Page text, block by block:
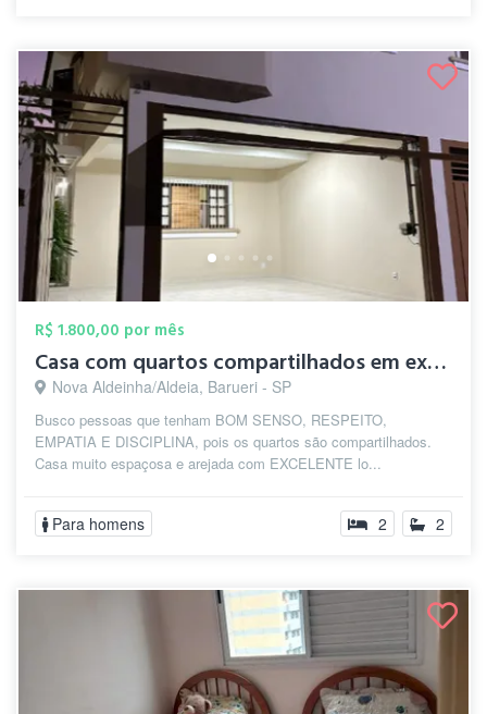
R$ 1.800,00 por mês
Casa com quartos compartilhados em excel...
Nova Aldeinha/Aldeia, Barueri - SP
Busco pessoas que tenham BOM SENSO, RESPEITO,
EMPATIA E DISCIPLINA, pois os quartos são compartilhados.
Casa muito espaçosa e arejada com EXCELENTE lo...
Para homens 2 2